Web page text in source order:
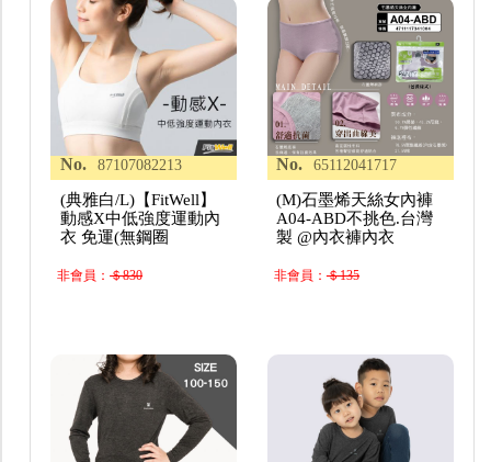
No. 87107082213
(典雅白/L)【FitWell】
動感X中低強度運動內
衣 免運(無鋼圈
非會員：＄830
No. 65112041717
(M)石墨烯天絲女內褲
A04-ABD不挑色.台灣
製 @內衣褲內衣
非會員：＄135